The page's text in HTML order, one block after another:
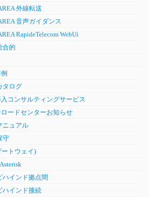
外線転送
音声ガイダンス
RapideTelecom WebUi
的
タログ
コンサルティングサービス
ードセンターお知らせ
ニュアル
守
トウェイ)
ハインド拠点間
ハインド接続